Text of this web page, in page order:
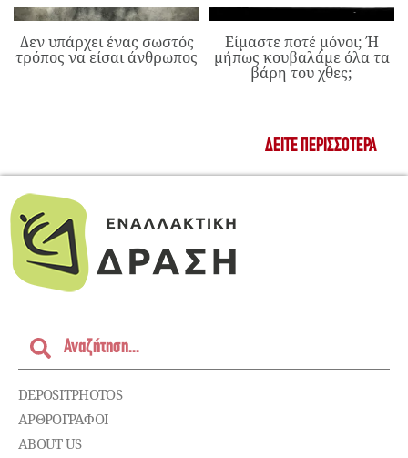
Δεν υπάρχει ένας σωστός
τρόπος να είσαι άνθρωπος
Είμαστε ποτέ μόνοι; Ή
μήπως κουβαλάμε όλα τα
βάρη του χθες;
ΔΕΊΤΕ ΠΕΡΙΣΣΌΤΕΡΑ
DEPOSITPHOTOS
ΑΡΘΡΟΓΡΑΦΟΙ
ABOUT US